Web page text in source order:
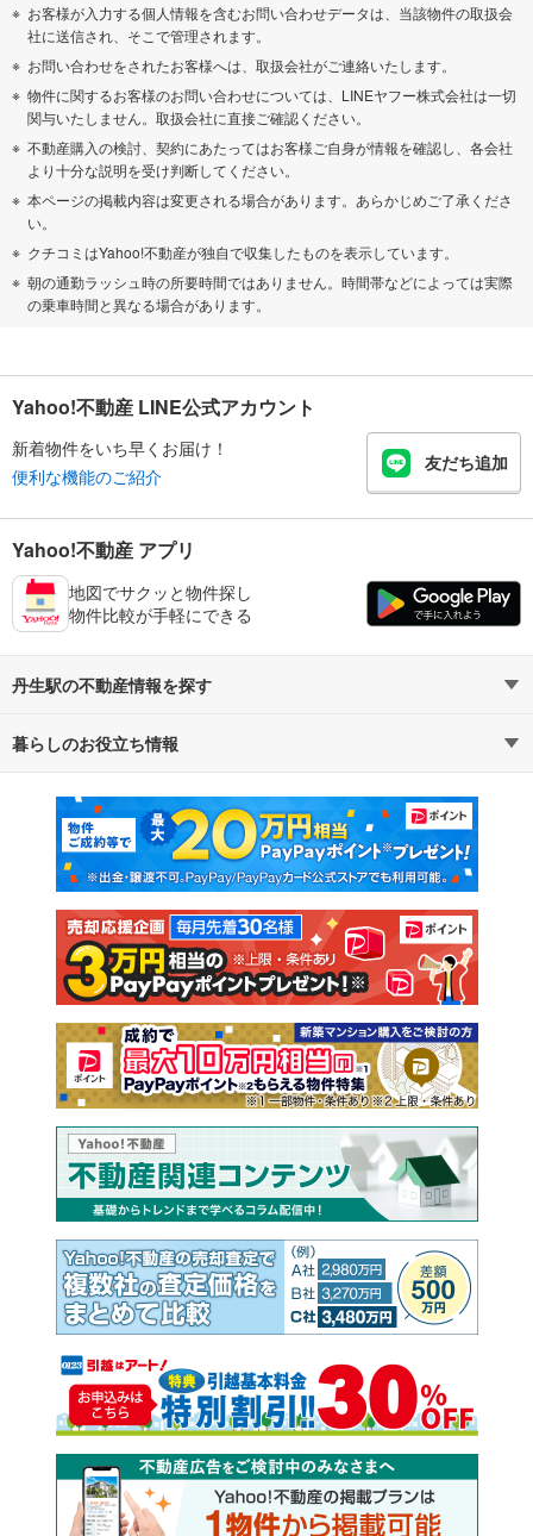
お客様が入力する個人情報を含むお問い合わせデータは、当該物件の取扱会
社に送信され、そこで管理されます。
お問い合わせをされたお客様へは、取扱会社がご連絡いたします。
物件に関するお客様のお問い合わせについては、LINEヤフー株式会社は一切
関与いたしません。取扱会社に直接ご確認ください。
不動産購入の検討、契約にあたってはお客様ご自身が情報を確認し、各会社
より十分な説明を受け判断してください。
本ページの掲載内容は変更される場合があります。あらかじめご了承くださ
い。
クチコミはYahoo!不動産が独自で収集したものを表示しています。
朝の通勤ラッシュ時の所要時間ではありません。時間帯などによっては実際
の乗車時間と異なる場合があります。
Yahoo!不動産 LINE公式アカウント
新着物件をいち早くお届け！
便利な機能のご紹介
友だち追加
Yahoo!不動産 アプリ
地図でサクッと物件探し
物件比較が手軽にできる
丹生駅の不動産情報を探す
不動産・住宅
新築マンション 中古マンション
新築一戸建て 中古一戸建て
注文住宅 土地
売却査定
暮らしのお役立ち情報
マンションカタログ 教えて！住まいの先生